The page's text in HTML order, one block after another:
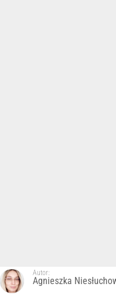
Autor:
Agnieszka